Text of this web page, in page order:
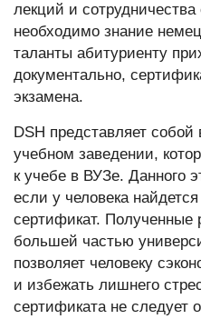
лекций и
необходимо знание
таланты абитуриенту
документально,
экзамена.
DSH представляет собой
учебном заведении,
к учебе в ВУЗе. Данного
если у человека
сертификат. Полученные
большей частью
позволяет человеку
и избежать лишнего
сертификата не следует